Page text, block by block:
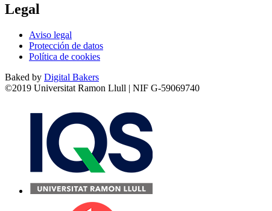
Legal
Aviso legal
Protección de datos
Política de cookies
Baked by Digital Bakers
©2019 Universitat Ramon Llull | NIF G-59069740